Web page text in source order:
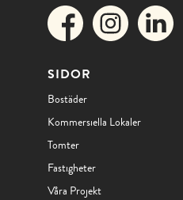
SIDOR
Bostäder
Kommersiella Lokaler
Tomter
Fastigheter
Våra Projekt